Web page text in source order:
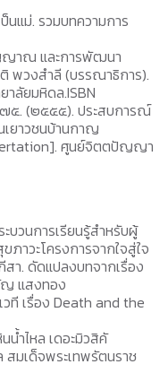
นแม่. รวมบทความการ
าณ และการพัฒนา
พวงสำลี (บรรณาธิการ).
ลัยมหิดล.ISBN
(๒๕๕๕). ประสบการณ์
เยาวชนบ้านกาญ
ศูนย์จิตตปัญญา
บวนการเรียนรู้สำหรับผู้
าวะโครงการจากใจสู่ใจ
า. ดัดแปลงบทจากเรื่อง
ญ แสงทอง
ที เรื่อง Death and the
น้ำไหล เดอะมิวสิคั
มเด็จพระเทพรัตนราช